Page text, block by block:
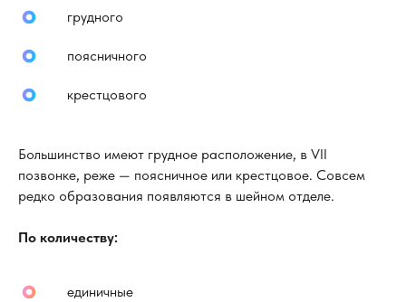
грудного
поясничного
крестцового
Большинство имеют грудное расположение, в VII
позвонке, реже — поясничное или крестцовое. Совсем
редко образования появляются в шейном отделе.
По количеству:
единичные